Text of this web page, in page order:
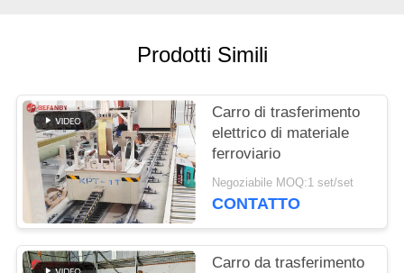
SITO
PRIVACY
POLICY
Prodotti Simili
Carro di trasferimento
elettrico di materiale
ferroviario
Negoziabile MOQ:1 set/set
CONTATTO
Carro da trasferimento